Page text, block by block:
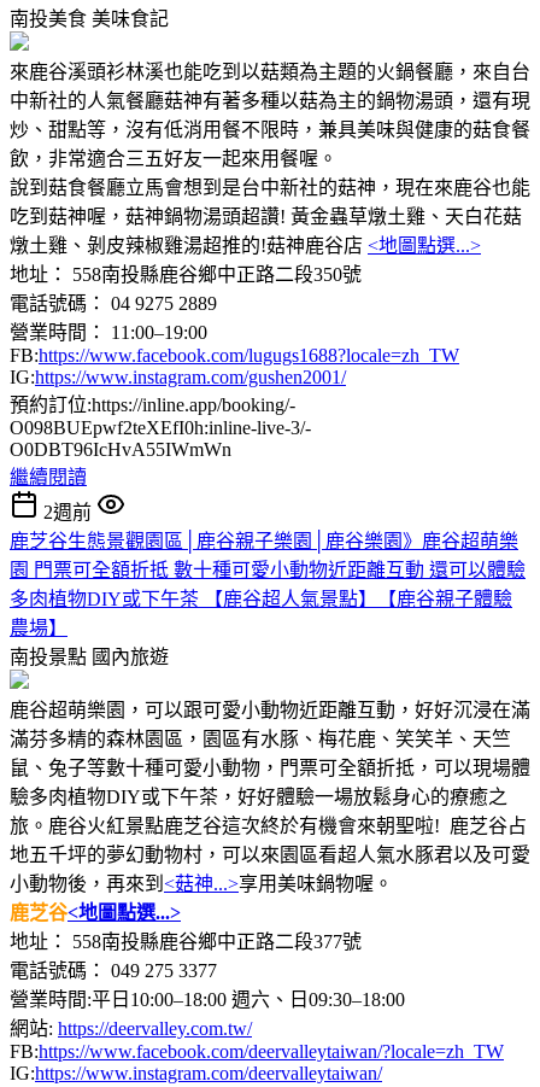
南投美食 美味食記
來鹿谷溪頭衫林溪也能吃到以菇類為主題的火鍋餐廳，來自台
中新社的人氣餐廳菇神有著多種以菇為主的鍋物湯頭，還有現
炒、甜點等，沒有低消用餐不限時，兼具美味與健康的菇食餐
飲，非常適合三五好友一起來用餐喔。
說到菇食餐廳立馬會想到是台中新社的菇神，現在來鹿谷也能
吃到菇神喔，菇神鍋物湯頭超讚! 黃金蟲草燉土雞、天白花菇
燉土雞、剝皮辣椒雞湯超推的!菇神鹿谷店 <地圖點選...>
地址： 558南投縣鹿谷鄉中正路二段350號
電話號碼： 04 9275 2889
營業時間： 11:00–19:00
FB:https://www.facebook.com/lugugs1688?locale=zh_TW
IG:https://www.instagram.com/gushen2001/
預約訂位:https://inline.app/booking/-
O098BUEpwf2teXEfI0h:inline-live-3/-
O0DBT96IcHvA55IWmWn
繼續閱讀
2週前
鹿芝谷生態景觀園區│鹿谷親子樂園│鹿谷樂園》鹿谷超萌樂
園 門票可全額折抵 數十種可愛小動物近距離互動 還可以體驗
多肉植物DIY或下午茶 【鹿谷超人氣景點】【鹿谷親子體驗
農場】
南投景點 國內旅遊
鹿谷超萌樂園，可以跟可愛小動物近距離互動，好好沉浸在滿
滿芬多精的森林園區，園區有水豚、梅花鹿、笑笑羊、天竺
鼠、兔子等數十種可愛小動物，門票可全額折抵，可以現場體
驗多肉植物DIY或下午茶，好好體驗一場放鬆身心的療癒之
旅。鹿谷火紅景點鹿芝谷這次終於有機會來朝聖啦! 鹿芝谷占
地五千坪的夢幻動物村，可以來園區看超人氣水豚君以及可愛
小動物後，再來到 <菇神...>享用美味鍋物喔。
鹿芝谷<地圖點選...>
地址： 558南投縣鹿谷鄉中正路二段377號
電話號碼： 049 275 3377
營業時間:平日10:00–18:00 週六、日09:30–18:00
網站: https://deervalley.com.tw/
FB:https://www.facebook.com/deervalleytaiwan/?locale=zh_TW
IG:https://www.instagram.com/deervalleytaiwan/